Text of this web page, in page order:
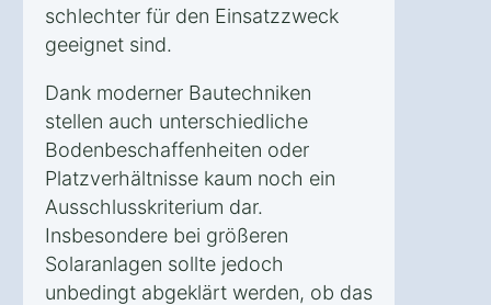
schlechter für den Einsatzzweck
geeignet sind.
Dank moderner Bautechniken
stellen auch unterschiedliche
Bodenbeschaffenheiten oder
Platzverhältnisse kaum noch ein
Ausschlusskriterium dar.
Insbesondere bei größeren
Solaranlagen sollte jedoch
unbedingt abgeklärt werden, ob das